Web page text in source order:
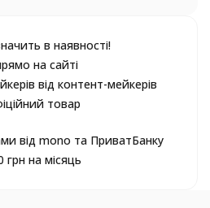
в наявності!
на сайті
від контент-мейкерів
товар
від mono та ПриватБанку
грн на місяць